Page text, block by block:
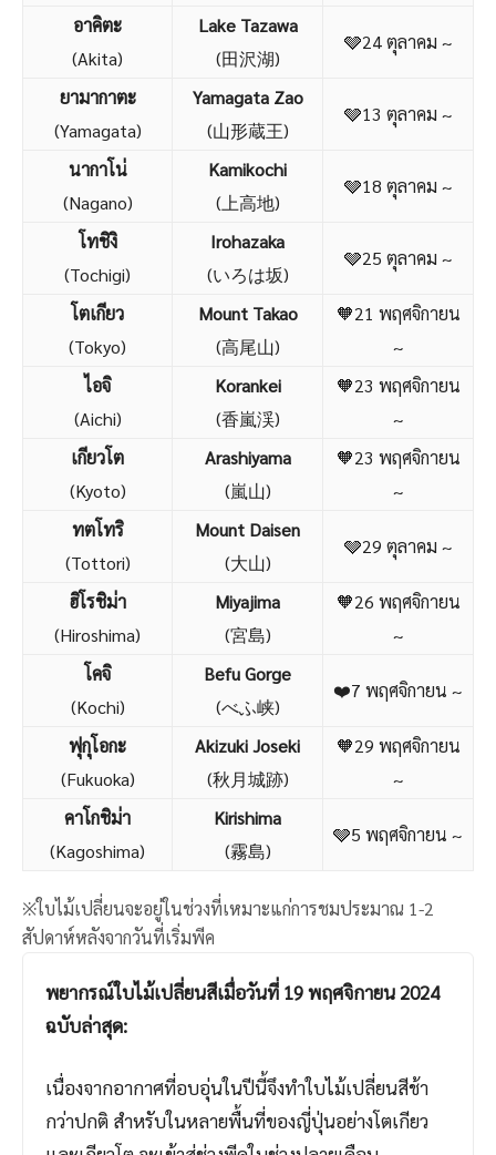
อาคิตะ
(Akita)
Lake Tazawa
(田沢湖)
🩶24 ตุลาคม ~
ยามากาตะ
(Yamagata)
Yamagata Zao
(山形蔵王)
🩶13 ตุลาคม ~
นากาโน่
(Nagano)
Kamikochi
(上高地)
🩶18 ตุลาคม ~
โทชิงิ
(Tochigi)
Irohazaka
(いろは坂)
🩶25 ตุลาคม ~
โตเกียว
(Tokyo)
Mount Takao
(高尾山)
🧡21 พฤศจิกายน
~
ไอจิ
(Aichi)
Korankei
(香嵐渓)
🧡23 พฤศจิกายน
~
เกียวโต
(Kyoto)
Arashiyama
(嵐山)
🧡23 พฤศจิกายน
~
ทตโทริ
(Tottori)
Mount Daisen
(大山)
🩶29 ตุลาคม ~
ฮิโรชิม่า
(Hiroshima)
Miyajima
(宮島)
🧡26 พฤศจิกายน
~
โคจิ
(Kochi)
Befu Gorge
(べふ峡)
❤️7 พฤศจิกายน ~
ฟุกุโอกะ
(Fukuoka)
Akizuki Joseki
(秋月城跡)
🧡29 พฤศจิกายน
~
คาโกชิม่า
(Kagoshima)
Kirishima
(霧島)
🩶5 พฤศจิกายน ~
※ใบไม้เปลี่ยนจะอยู่ในช่วงที่เหมาะแก่การชมประมาณ 1-2
สัปดาห์หลังจากวันที่เริ่มพีค
พยากรณ์ใบไม้เปลี่ยนสีเมื่อวันที่ 19 พฤศจิกายน 2024
ฉบับล่าสุด:
เนื่องจากอากาศที่อบอุ่นในปีนี้จึงทำใบไม้เปลี่ยนสีช้า
กว่าปกติ สำหรับในหลายพื้นที่ของญี่ปุ่นอย่างโตเกียว